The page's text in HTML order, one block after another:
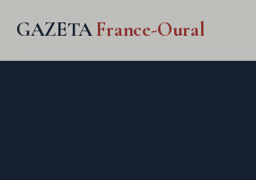
GAZETAFrance-Oural